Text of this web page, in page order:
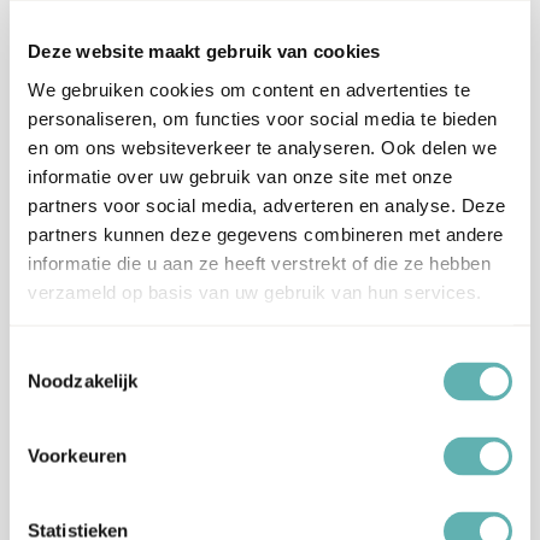
Deze website maakt gebruik van cookies
We gebruiken cookies om content en advertenties te
personaliseren, om functies voor social media te bieden
en om ons websiteverkeer te analyseren. Ook delen we
informatie over uw gebruik van onze site met onze
partners voor social media, adverteren en analyse. Deze
partners kunnen deze gegevens combineren met andere
informatie die u aan ze heeft verstrekt of die ze hebben
verzameld op basis van uw gebruik van hun services.
Noodzakelijk
Voorkeuren
Statistieken
Hoe te bewaren:
Voor een ronde taart met een diameter van 20cm heb je circa
500g Fondant nodig.
Hiermee kun je de Taart in zijn geheel bekleden.
Aanvullende informatie
Merk FunCakes
Artikelnummer F20125
EAN 8720143514401